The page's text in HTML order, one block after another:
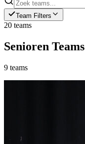
Team Filters
20 teams
Senioren Teams
9 teams